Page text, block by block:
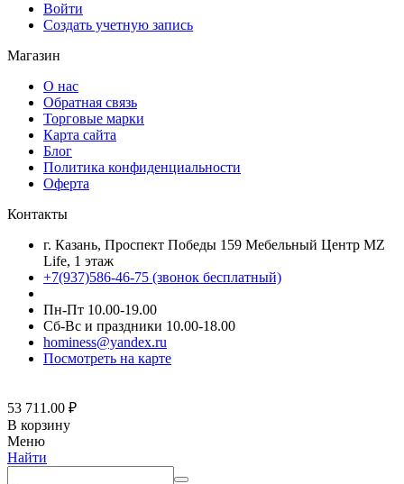
Войти
Создать учетную запись
Магазин
О нас
Обратная связь
Торговые марки
Карта сайта
Блог
Политика конфиденциальности
Оферта
Контакты
г. Казань, Проспект Победы 159 Мебельный Центр MZ
Life, 1 этаж
+7(937)586-46-75 (звонок бесплатный)
Пн-Пт 10.00-19.00
Сб-Вс и праздники 10.00-18.00
hominess@yandex.ru
Посмотреть на карте
53 711.00 ₽
В корзину
Меню
Найти